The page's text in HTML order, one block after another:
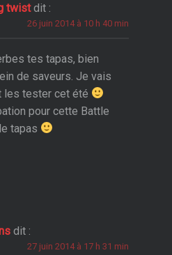
twist dit :
26 juin 2014 à 10 h 40 min
tes tapas, bien
de saveurs. Je vais
les tester cet été
pour cette Battle
tapas
dit :
27 juin 2014 à 17 h 31 min